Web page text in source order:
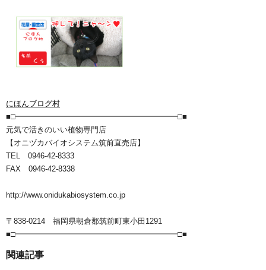
にほんブログ村
■□━━━━━━━━━━━━━━━━━━━━━□■
元気で活きのいい植物専門店
【オニヅカバイオシステム筑前直売店】
TEL 0946-42-8333
FAX 0946-42-8338
http://www.onidukabiosystem.co.jp
〒838-0214 福岡県朝倉郡筑前町東小田1291
■□━━━━━━━━━━━━━━━━━━━━━□■
関連記事